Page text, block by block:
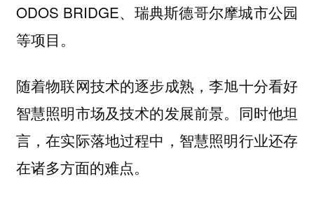
ODOS BRIDGE、瑞典斯德哥尔摩城市公园
等项目。
随着物联网技术的逐步成熟，李旭十分看好
智慧照明市场及技术的发展前景。同时他坦
言，在实际落地过程中，智慧照明行业还存
在诸多方面的难点。